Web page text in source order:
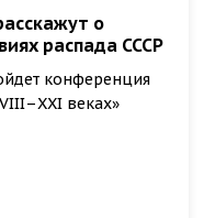
о
распада СССР
конференция
веках»